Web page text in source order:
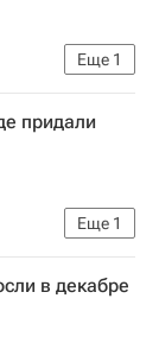
Еще 1
придали
Еще 1
в декабре